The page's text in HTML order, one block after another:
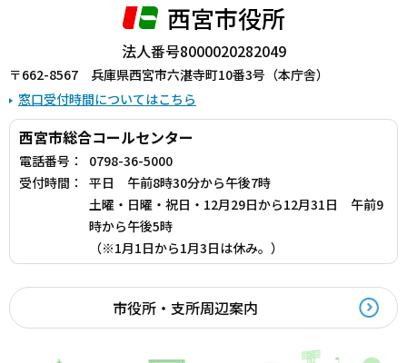
西宮市役所
法人番号8000020282049
〒662-8567 兵庫県西宮市六湛寺町10番3号（本庁舎）
窓口受付時間についてはこちら
西宮市総合コールセンター
電話番号：
0798-36-5000
受付時間：
平日 午前8時30分から午後7時
土曜・日曜・祝日・12月29日から12月31日 午前9
時から午後5時
（※1月1日から1月3日は休み。）
市役所・支所周辺案内